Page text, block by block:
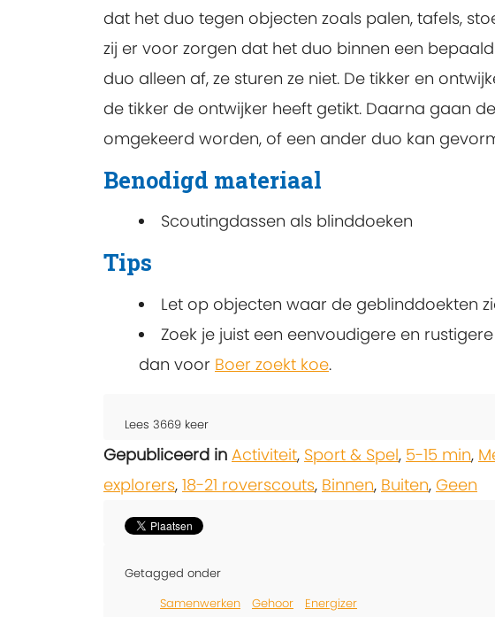
dat het duo tegen objecten zoals palen, tafels,
zij er voor zorgen dat het duo binnen een
duo alleen af, ze sturen ze niet. De tikker en
de tikker de ontwijker heeft getikt. Daarna gaan
omgekeerd worden, of een ander duo kan
Benodigd materiaal
Scoutingdassen als blinddoeken
Tips
Let op objecten waar de geblinddoekten
Zoek je juist een eenvoudigere en
dan voor Boer zoekt koe.
Lees 3669 keer
Gepubliceerd in Activiteit, Sport & Spel, 5-15 min,
explorers, 18-21 roverscouts, Binnen, Buiten, Geen
Getagged onder
Samenwerken
Gehoor Energizer